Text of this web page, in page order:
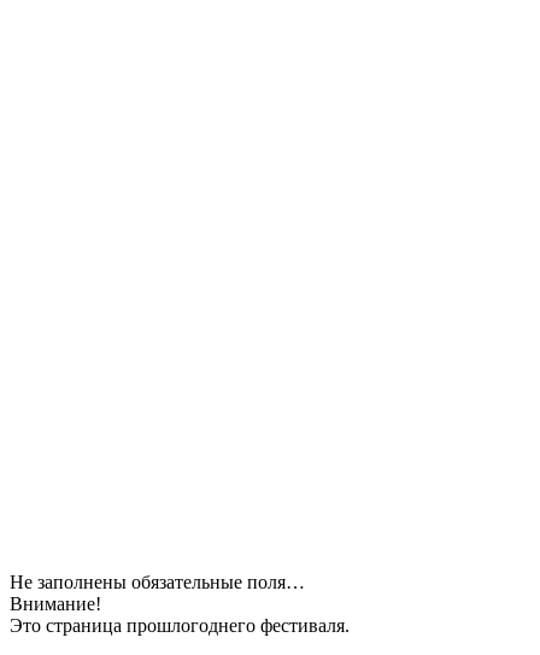
Не заполнены обязательные поля…
Внимание!
Это страница прошлогоднего фестиваля.